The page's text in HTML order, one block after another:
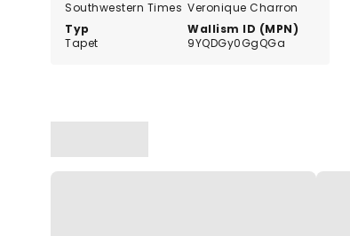
Southwestern Times Veronique Charron
Typ
Tapet
Wallism ID (MPN)
9YQDGy0GgQGa